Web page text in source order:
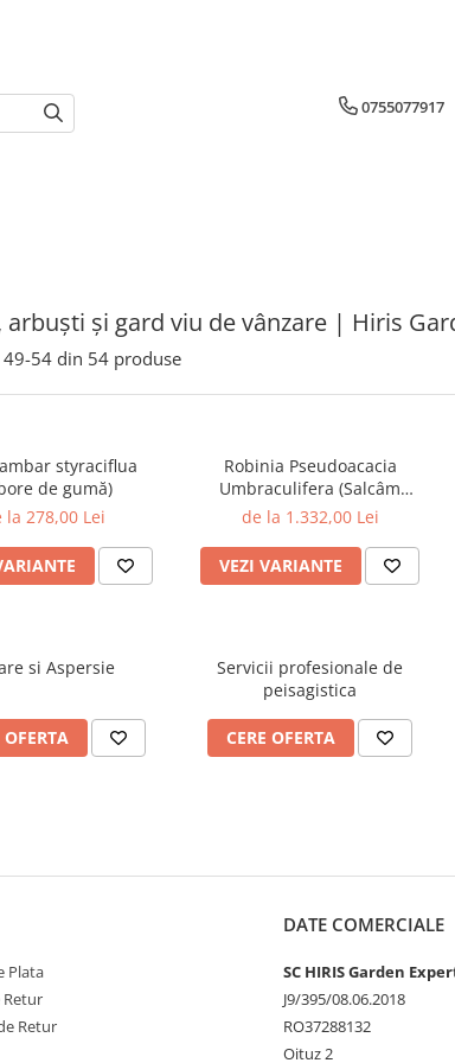
0755077917
și gard viu de vânzare | Hiris
49-54 din 54 produse
styraciflua
de gumă)
la 278,00 Lei
Robinia Pseudoacacia
Umbraculifera (Salcâm
Globular)
de la 1.332,00 Lei
VEZI VARIANTE
si Aspersie
OFERTA
Servicii profesionale de
peisagistica
CERE OFERTA
Plata
Retur
Retur
DATE COMERCIALE
SC HIRIS Garden
J9/395/08.06.2018
RO37288132
Oituz 2